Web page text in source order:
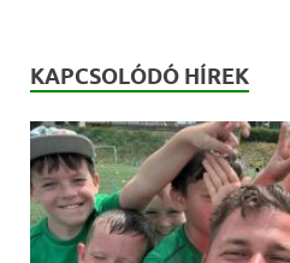
KAPCSOLÓDÓ HÍREK